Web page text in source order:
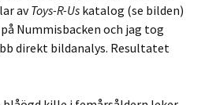
avToys-R-Us katalog (se bilden)
Nummisbacken och jag tog
direkt bildanalys. Resultatet